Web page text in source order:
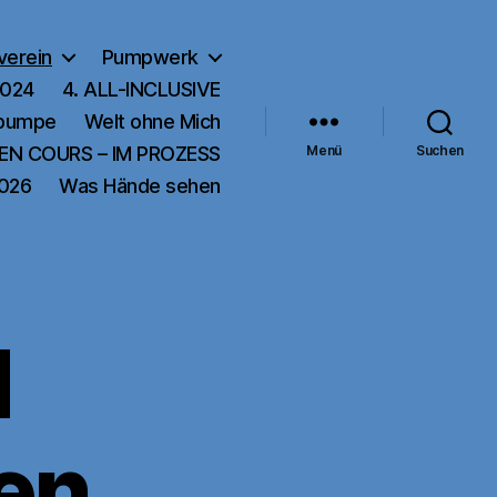
Pumpwerk
4. ALL-INCLUSIVE
Welt ohne Mich
COURS – IM PROZESS
Was Hände sehen
Menü Suchen